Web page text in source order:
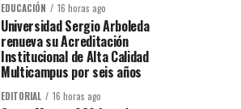
EDUCACIÓN 16 horas ago
Universidad Sergio Arboleda
renueva su Acreditación
Institucional de Alta Calidad
Multicampus por seis años
EDITORIAL 16 horas ago